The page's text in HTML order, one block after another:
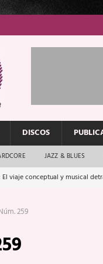
DISCOS
JAZZ & BLUES
El viaje conceptual y musical
El rock urbano sigue en buenas
que van a escucharte te saludan
259